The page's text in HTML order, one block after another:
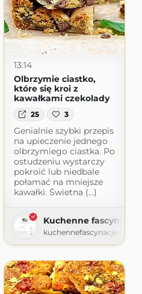
13:14
Olbrzymie ciastko,
które się kroi z
kawałkami czekolady
25 3
Genialnie szybki przepis
na upieczenie jednego
olbrzymiego ciastka. Po
ostudzeniu wystarczy
pokroić lub niedbale
połamać na mniejsze
kawałki. Świetna (...)
Kuchenne fascynacje